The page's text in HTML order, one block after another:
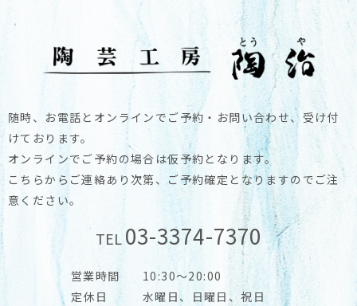
随時、お電話とオンラインでご予約・お問い合わせ、受け付
けております。
オンラインでご予約の場合は仮予約となります。
こちらからご連絡あり次第、ご予約確定となりますのでご注
意ください。
TEL03-3374-7370
営業時間
10:30～20:00
定休日
水曜日、日曜日、祝日